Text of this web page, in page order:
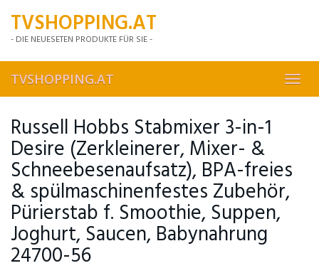
mainTVSHOPPING.AT
- DIE NEUESETEN PRODUKTE FÜR SIE -
TVSHOPPING.AT
Russell Hobbs Stabmixer 3-in-1
Desire (Zerkleinerer, Mixer- &
Schneebesenaufsatz), BPA-freies
& spülmaschinenfestes Zubehör,
Pürierstab f. Smoothie, Suppen,
Joghurt, Saucen, Babynahrung
24700-56